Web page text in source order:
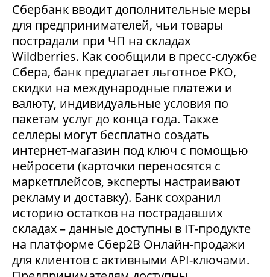
Сбербанк вводит дополнительные меры
для предпринимателей, чьи товары
пострадали при ЧП на складах
Wildberries. Как сообщили в пресс-службе
Сбера, банк предлагает льготное РКО,
скидки на международные платежи и
валюту, индивидуальные условия по
пакетам услуг до конца года. Также
селлеры могут бесплатно создать
интернет-магазин под ключ с помощью
нейросети (карточки переносятся с
маркетплейсов, эксперты настраивают
рекламу и доставку). Банк сохранил
историю остатков на пострадавших
складах – данные доступны в IT-продукте
на платформе Сбер2В Онлайн-продажи
для клиентов с активными API-ключами.